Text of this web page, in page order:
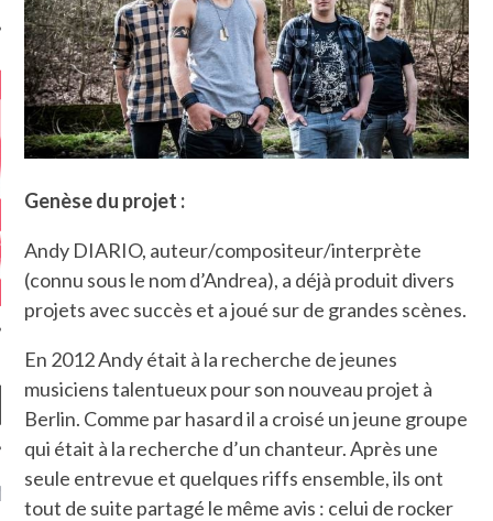
CRITIQUES
Genèse du projet :
Andy DIARIO, auteur/compositeur/interprète
(connu sous le nom d’Andrea), a déjà produit divers
projets avec succès et a joué sur de grandes scènes.
En 2012 Andy était à la recherche de jeunes
musiciens talentueux pour son nouveau projet à
Berlin. Comme par hasard il a croisé un jeune groupe
qui était à la recherche d’un chanteur. Après une
seule entrevue et quelques riffs ensemble, ils ont
tout de suite partagé le même avis : celui de rocker